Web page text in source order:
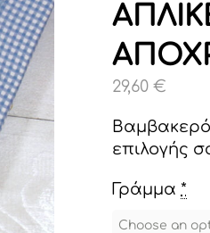
29,60€
επιλογής
Γράμμα *